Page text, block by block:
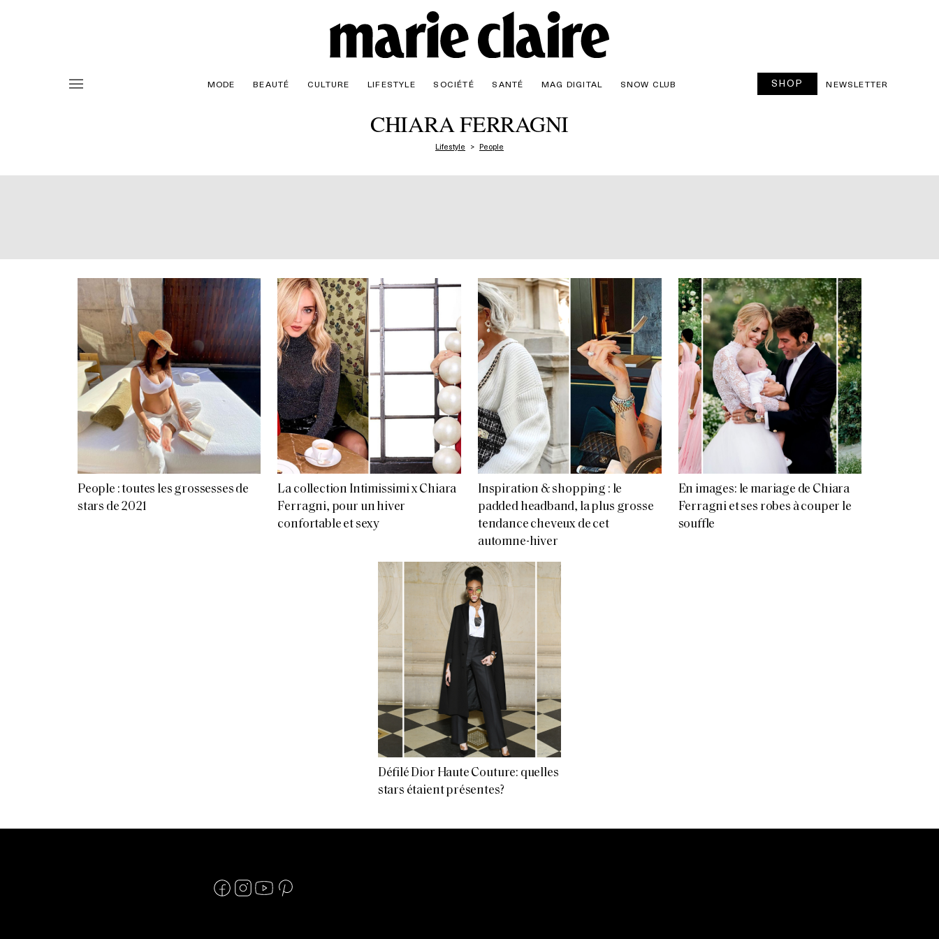
MODE BEAUTÉ CULTURE LIFESTYLE SOCIÉTÉ SANTÉ MAG DIGITAL SNOW CLUB SHOP NEWSLETTER
CHIARA FERRAGNI
Lifestyle People
People : toutes les grossesses de
stars de 2021
La collection Intimissimi x Chiara
Ferragni, pour un hiver
confortable et sexy
Inspiration & shopping : le
padded headband, la plus grosse
tendance cheveux de cet
automne-hiver
En images: le mariage de Chiara
Ferragni et ses robes à couper le
souffle
Défilé Dior Haute Couture: quelles
stars étaient présentes?